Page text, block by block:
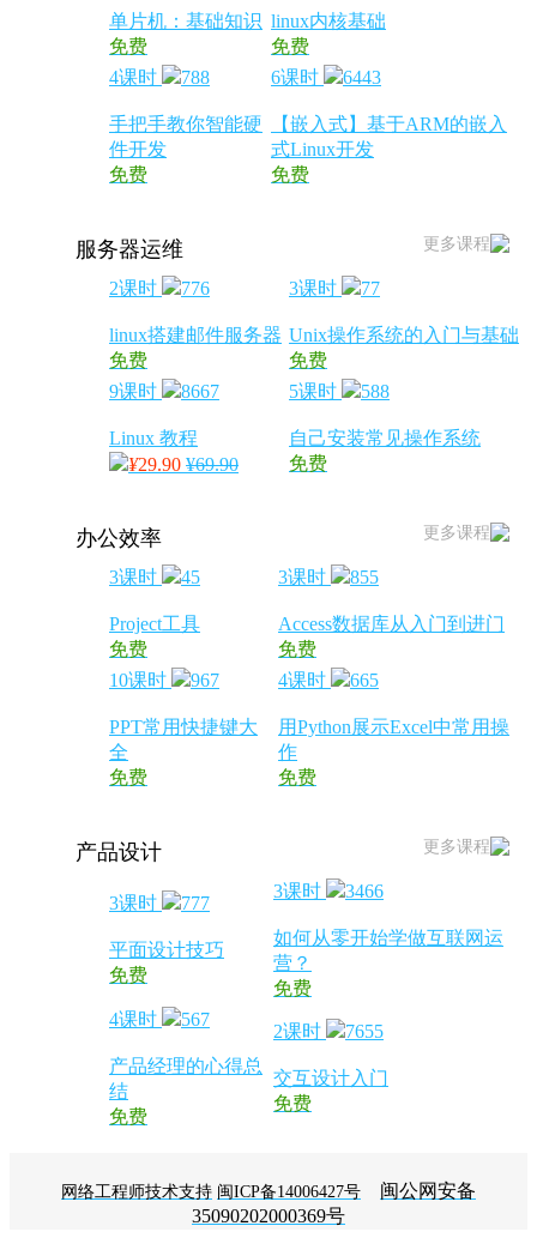
单片机：基础知识
免费
linux内核基础
免费
4课时
788
手把手教你智能硬
件开发
免费
6课时 6443
【嵌入式】基于ARM的嵌入
式Linux开发
免费
更多课程
服务器运维
2课时 776
linux搭建邮件服务器
免费
3课时 77
Unix操作系统的入门与基础
免费
9课时
8667
Linux 教程
¥29.90 ¥69.90
5课时 588
自己安装常见操作系统
免费
更多课程
办公效率
3课时 45
Project工具
免费
3课时 855
Access数据库从入门到进门
免费
10课时
967
PPT常用快捷键大
全
免费
4课时 665
用Python展示Excel中常用操
作
免费
更多课程
产品设计
3课时 777
平面设计技巧
免费
3课时 3466
如何从零开始学做互联网运
营？
免费
4课时
567
产品经理的心得总
结
免费
2课时 7655
交互设计入门
免费
网络工程师技术支持 闽ICP备14006427号
闽公网安备
35090202000369号